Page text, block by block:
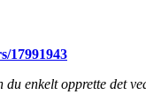
17991943
enkelt opprette det